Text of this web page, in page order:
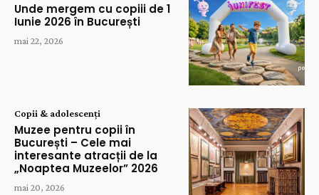
Unde mergem cu copiii de 1
Iunie 2026 în București
mai 22, 2026
Copii & adolescenți
Muzee pentru copii în
București – Cele mai
interesante atracții de la
„Noaptea Muzeelor” 2026
mai 20, 2026